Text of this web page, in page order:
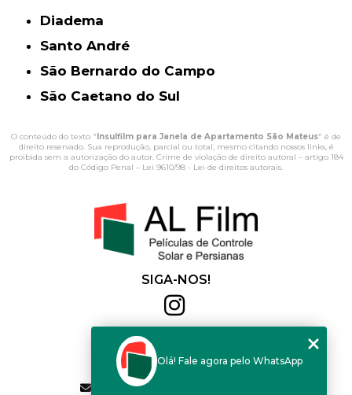
Diadema
Santo André
São Bernardo do Campo
São Caetano do Sul
O conteúdo do texto " Insulfilm para Janela de Apartamento São Mateus" é de
direito reservado. Sua reprodução, parcial ou total, mesmo citando nossos links, é
proibida sem a autorização do autor. Crime de violação de direito autoral – artigo 184
do Código Penal – Lei 9610/98 - Lei de direitos autorais.
SIGA-NOS!
(11) 2564-4684
(11) 94168-2041
contato.vendas@alfilm.com.br
Olá! Fale agora pelo WhatsApp